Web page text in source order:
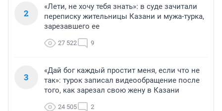
2
«Лети, не хочу тебя знать»: в суде зачитали
переписку жительницы Казани и мужа-турка,
зарезавшего ее
27 522 9
3
«Дай бог каждый простит меня, если что не
так»: турок записал видеообращение после
того, как зарезал свою жену в Казани
24 505 2